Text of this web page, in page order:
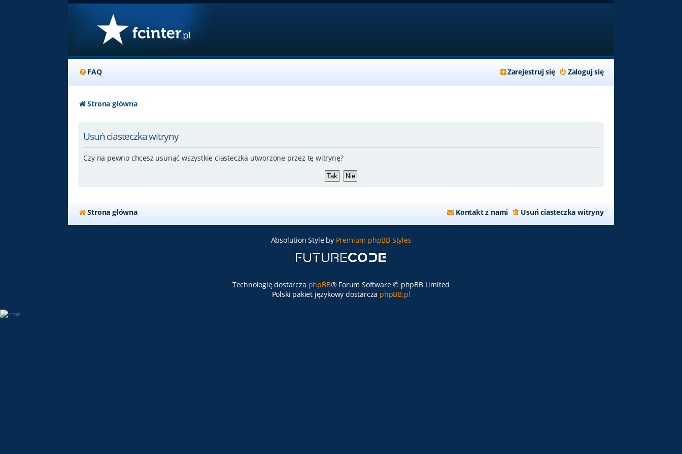
FAQ Zaloguj się
Zarejestruj się
Strona główna
Usuń ciasteczka witryny
Czy na pewno chcesz usunąć wszystkie ciasteczka utworzone przez tę witrynę?
Strona główna Usuń ciasteczka witryny
Kontakt z nami
Absolution Style by Premium phpBB Styles
Technologię dostarcza phpBB® Forum Software © phpBB Limited
Polski pakiet językowy dostarcza phpBB.pl